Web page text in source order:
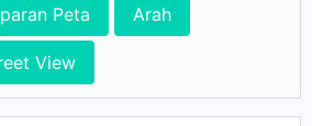
Peta Arah
View